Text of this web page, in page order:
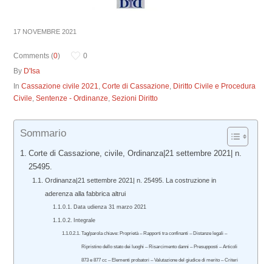
17 NOVEMBRE 2021
Comments (0)
0
By D'Isa
InCassazione civile 2021,Corte di Cassazione, Diritto Civile e Procedura
Civile,Sentenze - Ordinanze,Sezioni Diritto
Sommario
Corte di Cassazione, civile, Ordinanza|21 settembre 2021| n.
25495.
Ordinanza|21 settembre 2021| n. 25495. La costruzione in
aderenza alla fabbrica altrui
Data udienza 31 marzo 2021
Integrale
Tag/parola chiave: Proprietà – Rapporti tra confinanti – Distanze legali –
Ripristino dello stato dei luoghi – Risarcimento danni – Presupposti – Articoli
873 e 877 cc – Elementi probatori – Valutazione del giudice di merito – Criteri